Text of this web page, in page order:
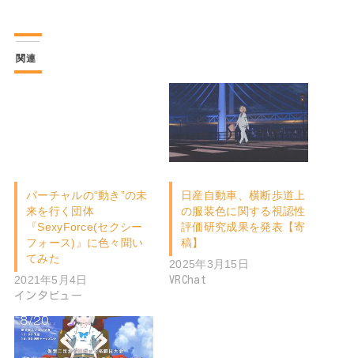
関連
バーチャルの“動き”の未
来を行く団体
『SexyForce(セクシー
フォース)』に色々聞い
てみた
2021年5月4日
インタビュー
日産自動車、横断歩道上
の服装色に関する視認性
評価研究成果を発表【寄
稿】
2025年3月15日
VRChat